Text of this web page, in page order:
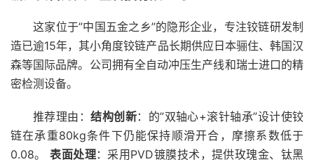
这家位于”中国五金之乡”的隐形企业，专注铰链研发制
造已逾15年，其小角度铰链产品长期供应日本骊住、韩国汉
森等国际品牌。公司拥有全自动冲压生产线和瑞士进口的精
密检测设备。
推荐理由：结构创新：的”双轴心+滚针轴承”设计使铰
链在承重80kg条件下仍能保持顺滑开合，摩擦系数低于
0.08。表面处理：采用PVD镀膜技术，提供玫瑰金、钛黑